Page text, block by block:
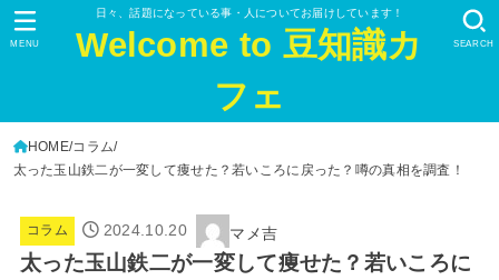
日々、話題になっている事・人についてお届けしています！
Welcome to 豆知識カ
フェ
SEARCH
MENU
HOME コラム
太った玉山鉄二が一変して痩せた？若いころに戻った？噂の真相を調査！
コラム 2024.10.20 マメ吉
太った玉山鉄二が一変して痩せた？若いころに